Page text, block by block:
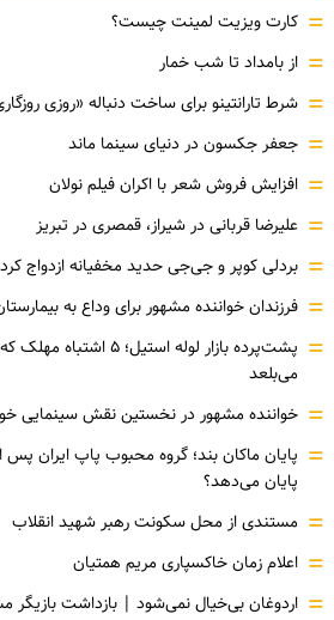
= کارت ویزیت لمینت چیست؟
= از بامداد تا شب خمار
= شرط تارانتینو برای ساخت دنباله «روزی
= جعفر جکسون در دنیای سینما ماند
= افزایش فروش شعر با اکران فیلم نولان
= علیرضا قربانی در شیراز، قمصری در تبریز
= بردلی کوپر و جی‌جی حدید مخفیانه ازدواج
= فرزندان خواننده مشهور برای وداع به
=
پشت‌پرده بازار لوله
می‌بلعد
= خواننده مشهور در نخستین نقش
= پایان ماکان بند؛ گروه محبوب پاپ ایران
پایان می‌دهد؟
= مستندی از محل سکونت رهبر شهید انقلاب
= اعلام زمان خاکسپاری مریم همتیان
= اردوغان بی‌خیال نمی‌شود | بازداشت